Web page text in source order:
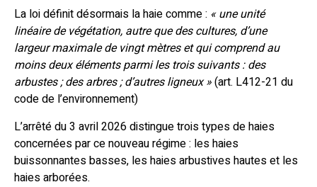
La loi définit désormais la haie comme : « une unité
linéaire de végétation, autre que des cultures, d’une
largeur maximale de vingt mètres et qui comprend au
moins deux éléments parmi les trois suivants : des
arbustes ; des arbres ; d’autres ligneux »(art. L412-21 du
code de l’environnement)
L’arrêté du 3 avril 2026 distingue trois types de haies
concernées par ce nouveau régime : les haies
buissonnantes basses, les haies arbustives hautes et les
haies arborées.